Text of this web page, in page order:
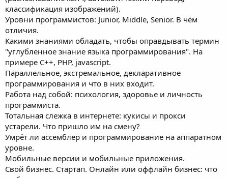
классификация изображений).
Уровни программистов: Junior, Middle, Senior. В чём
отличия.
Какими знаниями обладать, чтобы оправдывать термин
"углубленное знание языка программирования". На
примере C++, PHP, javascript.
Параллельное, экстремальное, декларативное
программирования и что в них входит.
Работа над собой: психология, здоровье и личность
программиста.
Тотальная слежка в интернете: кукисы и прокси
устарели. Что пришло им на смену?
Умрёт ли ассемблер и программирование на аппаратном
уровне.
Мобильные версии и мобильные приложения.
Свой бизнес. Стартап. Онлайн или оффлайн бизнес: что